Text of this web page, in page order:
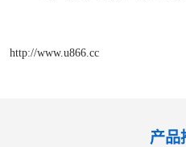
http://www.u866.cc
产品